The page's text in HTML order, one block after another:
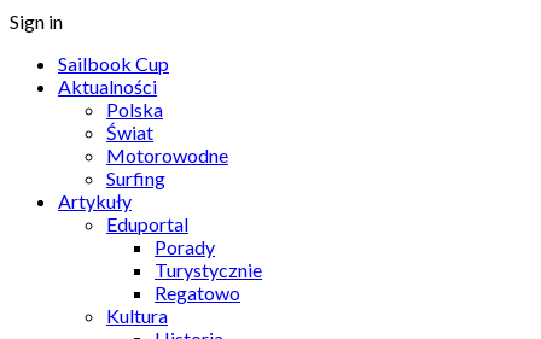
Sign in
Sailbook Cup
Aktualności
Polska
Świat
Motorowodne
Surfing
Artykuły
Eduportal
Porady
Turystycznie
Regatowo
Kultura